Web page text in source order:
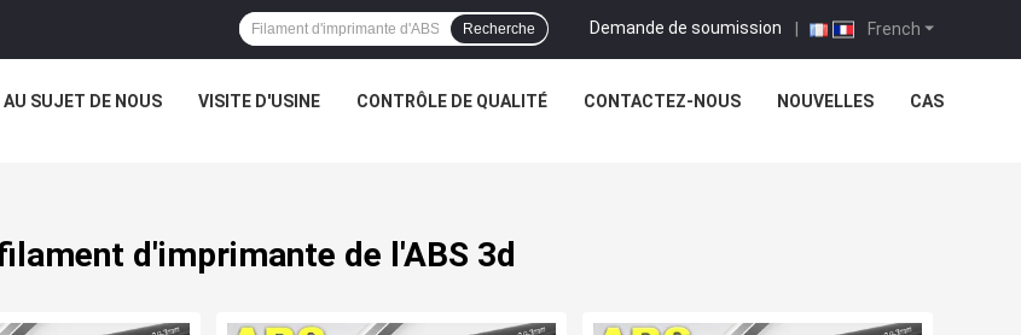
French
Demande de soumission |
Recherche
AU SUJET DE NOUS VISITE D'USINE CONTRÔLE DE QUALITÉ CONTACTEZ-NOUS NOUVELLES CAS
d'imprimante de l'ABS 3d